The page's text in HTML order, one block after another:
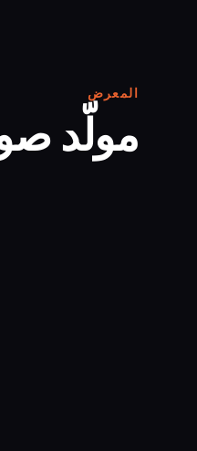
المعرض
مولّد